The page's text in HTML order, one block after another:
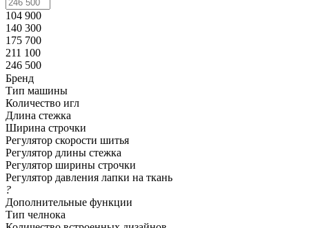
104 900
140 300
175 700
211 100
246 500
Бренд
Тип машины
Количество игл
Длина стежка
Ширина строчки
Регулятор скорости шитья
Регулятор длины стежка
Регулятор ширины строчки
Регулятор давления лапки на ткань
?
Дополнительные функции
Тип челнока